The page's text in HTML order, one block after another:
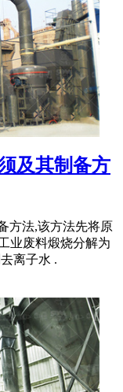
及其制备方
方法,该方法先将原
业废料煅烧分解为
离子水 .